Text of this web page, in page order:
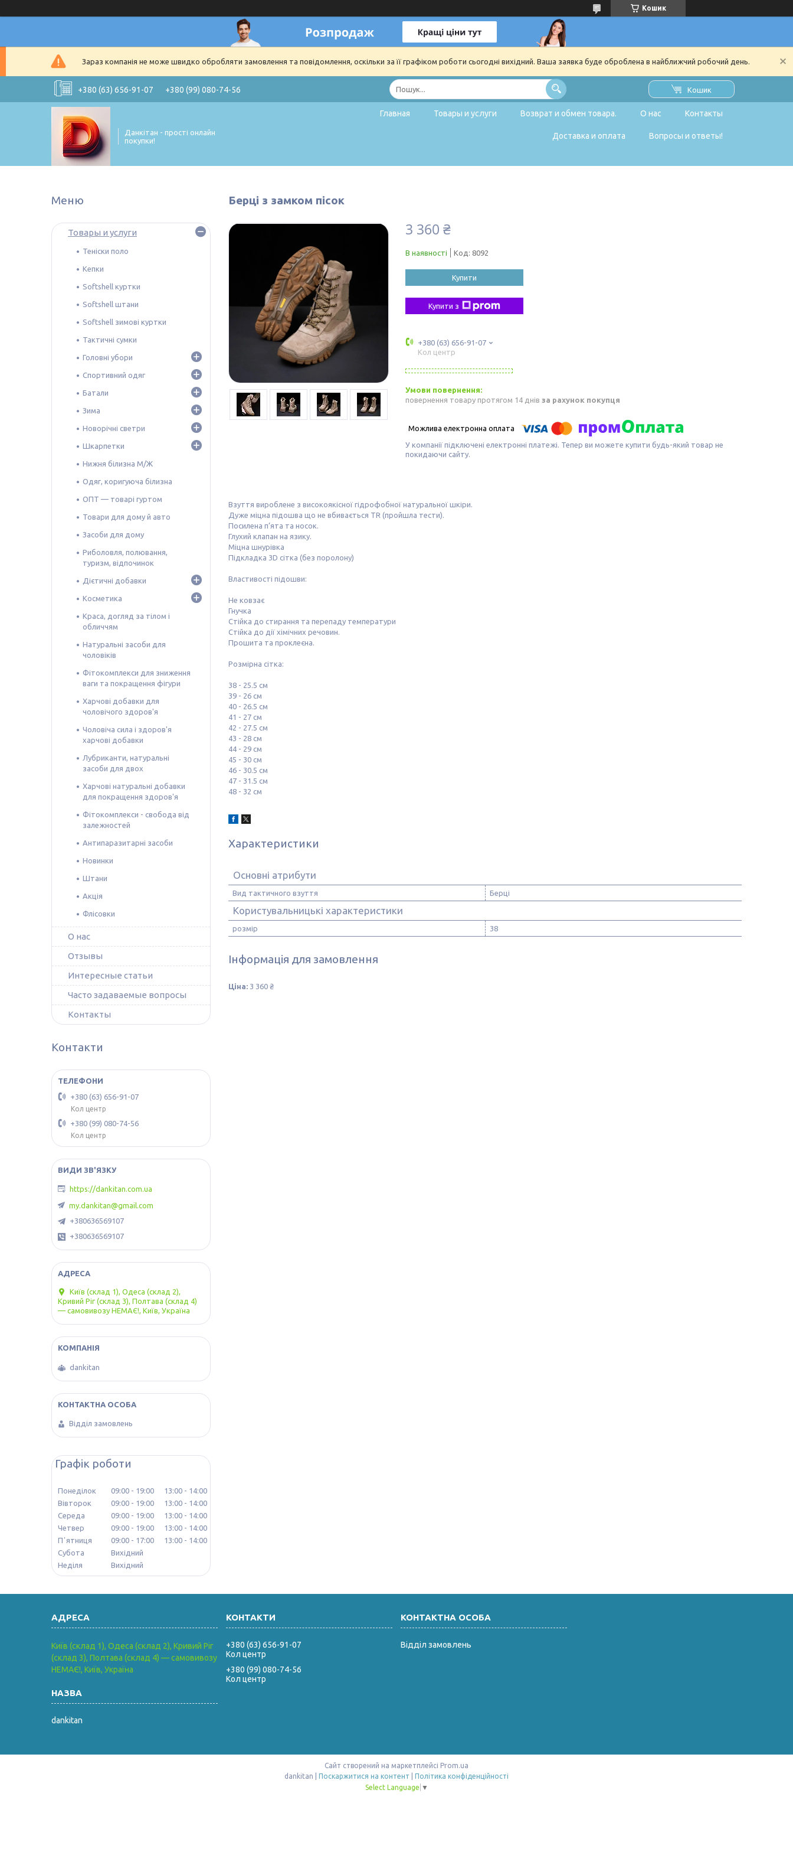
Кошик
Зараз компанія не може швидко обробляти замовлення та повідомлення, оскільки за її графіком роботи сьогодні вихідний. Ваша заявка буде оброблена в найближчий робочий день.
+380 (63) 656-91-07 +380 (99) 080-74-56 Кошик
Данкітан - прості онлайн
покупки!
Главная Товары и услуги Возврат и обмен товара. О нас Контакты
Доставка и оплата Вопросы и ответы!
Берці з замком пісок
3 360 ₴
В наявності Код: 8092
Купити
Купити з
+380 (63) 656-91-07
Кол центр
повернення товару протягом 14 днів за рахунок покупця
У компанії підключені електронні платежі. Тепер ви можете купити будь-який товар не
покидаючи сайту.
Взуття вироблене з високоякісної гідрофобної натуральної шкіри.
Дуже міцна підошва що не вбивається TR (пройшла тести).
Посилена п’ята та носок.
Глухий клапан на язику.
Міцна шнурівка
Підкладка 3D сітка (без поролону)
Властивості підошви:
Не ковзає
Гнучка
Стійка до стирання та перепаду температури
Стійка до дії хімічних речовин.
Прошита та проклеєна.
Розмірна сітка:
38 - 25.5 см
39 - 26 см
40 - 26.5 см
41 - 27 см
42 - 27.5 см
43 - 28 см
44 - 29 см
45 - 30 см
46 - 30.5 см
47 - 31.5 см
48 - 32 см
Характеристики
Основні атрибути
Вид тактичного взуття Берці
Користувальницькі характеристики
розмір 38
Інформація для замовлення
Ціна: 3 360 ₴
Товары и услуги
Теніски поло
Кепки
Softshell куртки
Softshell штани
Softshell зимові куртки
Тактичні сумки
Головні убори
Спортивний одяг
Батали
Зима
Новорічні светри
Шкарпетки
Нижня білизна М/Ж
Одяг, коригуюча білизна
ОПТ — товарі гуртом
Товари для дому й авто
Засоби для дому
Риболовля, полювання,
туризм, відпочинок
Дієтичні добавки
Косметика
Краса, догляд за тілом і
обличчям
Натуральні засоби для
чоловіків
Фітокомплекси для зниження
ваги та покращення фігури
Харчові добавки для
чоловічого здоров'я
Чоловіча сила і здоров'я
харчові добавки
Лубриканти, натуральні
засоби для двох
Харчові натуральні добавки
для покращення здоров'я
Фітокомплекси - свобода від
залежностей
Антипаразитарні засоби
Новинки
Штани
Акція
Флісовки
О нас
Отзывы
Интересные статьи
Часто задаваемые вопросы
Контакты
Контакти
+380 (63) 656-91-07
Кол центр
+380 (99) 080-74-56
Кол центр
https://dankitan.com.ua
my.dankitan@gmail.com
+380636569107
+380636569107
Київ (склад 1), Одеса (склад 2),
Кривий Ріг (склад 3), Полтава (склад 4)
— самовивозу НЕМАЄ!, Київ, Україна
dankitan
Відділ замовлень
Графік роботи
Понеділок 09:00 19:00 13:00
14:00
Вівторок
09:00 19:00 13:00
14:00
Середа
09:00 19:00 13:00
14:00
Четвер
09:00 19:00 13:00
14:00
Пʼятниця
09:00 17:00 13:00
14:00
Субота
Вихідний
Неділя
Вихідний
Київ (склад 1), Одеса (склад 2), Кривий Ріг
(склад 3), Полтава (склад 4) — самовивозу
НЕМАЄ!, Київ, Україна
dankitan
+380 (63) 656-91-07
Кол центр
+380 (99) 080-74-56
Кол центр
Відділ замовлень
Сайт створений на маркетплейсі Prom.ua
Поскаржитися на контент
Політика конфіденційності
Select Language ▼